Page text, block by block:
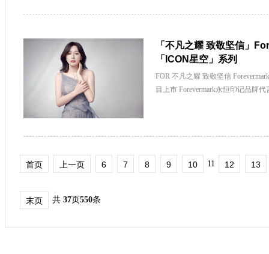
「不凡之耀 致敬坚信」
「ICON星空」系列
FOR 不凡之耀 致敬坚信
目上市 Forevermark永恒印记品牌
首页 上一页 6 7 8 9 10 11 12 13
末页 共 37页550条